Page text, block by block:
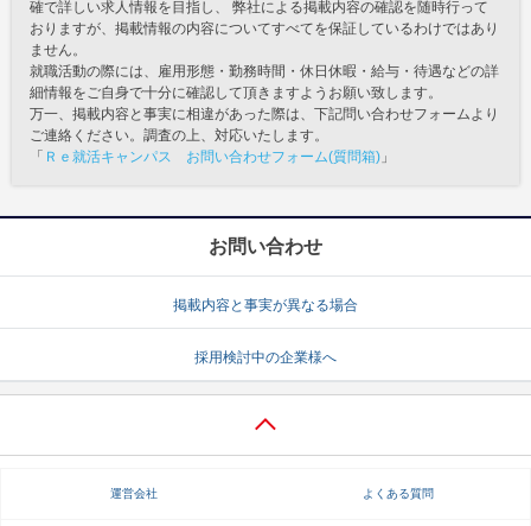
確で詳しい求人情報を目指し、 弊社による掲載内容の確認を随時行って
おりますが、掲載情報の内容についてすべてを保証しているわけではあり
ません。
就職活動の際には、雇用形態・勤務時間・休日休暇・給与・待遇などの詳
細情報をご自身で十分に確認して頂きますようお願い致します。
万一、掲載内容と事実に相違があった際は、下記問い合わせフォームより
ご連絡ください。調査の上、対応いたします。
「 Ｒｅ就活キャンパス お問い合わせフォーム(質問箱) 」
お問い合わせ
掲載内容と事実が異なる場合
採用検討中の企業様へ
運営会社 よくある質問